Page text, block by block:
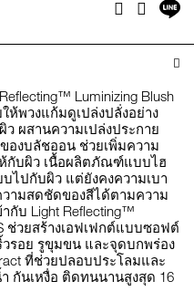
Facebook
Twitterแ
Luminizing Blush
ห้พวงแก้มดูเปล่งปลั่งอย่าง
ผสานความเปล่งประกาย
องบลัชออน ช่วยเพิ่มความ
ห้กับผิว เนื้อผลิตภัณฑ์แบบไฮ
ไปกับผิว แต่ยังคงความเบา
วามสดชัดของสีได้ตามความ
กับ Light Reflecting™
ช่วยสร้างเอฟเฟกต์แบบซอฟต์
วรอย รูขุมขน และจุดบกพร่อง
ที่ช่วยปลอบประโลมและ
กันเหงื่อ ติดทนนานสูงสุด 16